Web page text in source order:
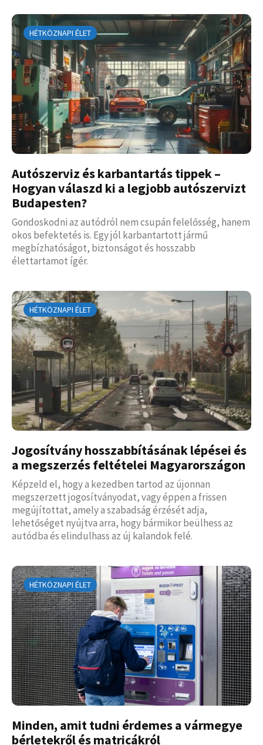
HÉTKÖZNAPI ÉLET
Autószerviz és karbantartás tippek –
Hogyan válaszd ki a legjobb autószervizt
Budapesten?
Gondoskodni az autódról nem csupán felelősség, hanem
okos befektetés is. Egy jól karbantartott jármű
megbízhatóságot, biztonságot és hosszabb
élettartamot ígér.
HÉTKÖZNAPI ÉLET
Jogosítvány hosszabbításának lépései és
a megszerzés feltételei Magyarországon
Képzeld el, hogy a kezedben tartod az újonnan
megszerzett jogosítványodat, vagy éppen a frissen
megújítottat, amely a szabadság érzését adja,
lehetőséget nyújtva arra, hogy bármikor beülhess az
autódba és elindulhass az új kalandok felé.
HÉTKÖZNAPI ÉLET
Minden, amit tudni érdemes a vármegye
bérletekről és matricákról